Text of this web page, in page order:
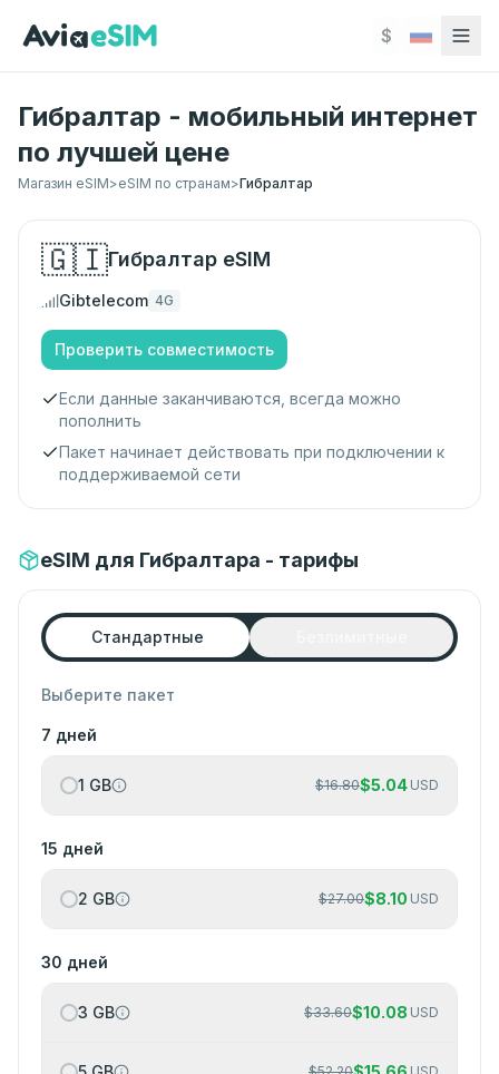
$
Гибралтар - мобильный интернет
по лучшей цене
Магазин eSIM>eSIM по странам>Гибралтар
🇬🇮Гибралтар eSIM
Gibtelecom 4G
Проверить совместимость
Если данные заканчиваются, всегда можно
пополнить
Пакет начинает действовать при подключении к
поддерживаемой сети
eSIM для Гибралтара - тарифы
Стандартные
Выберите пакет
7 дней
1 GB $16.80$5.04 USD
15 дней
2 GB $27.00$8.10 USD
30 дней
3 GB $33.60$10.08 USD